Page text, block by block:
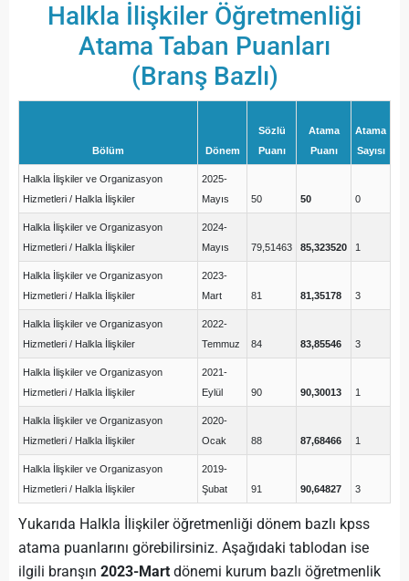
Halkla İlişkiler Öğretmenliği
Atama Taban Puanları
(Branş Bazlı)
Bölüm Dönem
Sözlü
Puanı
Atama
Puanı
Atama
Sayısı
Halkla İlişkiler ve Organizasyon
Hizmetleri / Halkla İlişkiler
2025-
Mayıs
50 50 0
Halkla İlişkiler ve Organizasyon
Hizmetleri / Halkla İlişkiler
2024-
Mayıs
79,51463 85,323520 1
Halkla İlişkiler ve Organizasyon
Hizmetleri / Halkla İlişkiler
2023-
Mart
81 81,35178 3
Halkla İlişkiler ve Organizasyon
Hizmetleri / Halkla İlişkiler
2022-
Temmuz
84 83,85546 3
Halkla İlişkiler ve Organizasyon
Hizmetleri / Halkla İlişkiler
2021-
Eylül
90 90,30013 1
Halkla İlişkiler ve Organizasyon
Hizmetleri / Halkla İlişkiler
2020-
Ocak
88 87,68466 1
Halkla İlişkiler ve Organizasyon
Hizmetleri / Halkla İlişkiler
2019-
Şubat
91 90,64827 3
Yukarıda Halkla İlişkiler öğretmenliği dönem bazlı kpss
atama puanlarını görebilirsiniz. Aşağıdaki tablodan ise
ilgili branşın 2023-Mart dönemi kurum bazlı öğretmenlik